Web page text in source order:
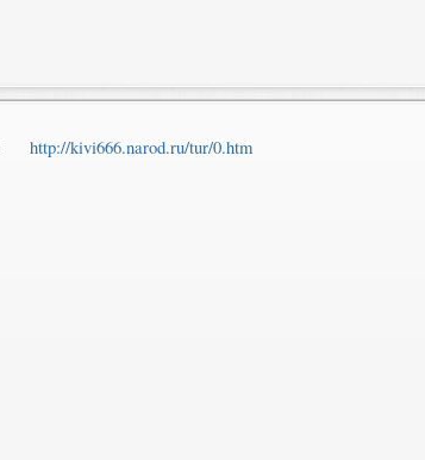
http://kivi666.narod.ru/tur/0.htm